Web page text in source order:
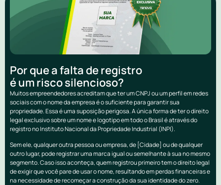
Por que a falta de registro
é um risco silencioso?
Muitos empreendedores acreditam que ter um CNPJ ou um perfil em redes
sociais com o nome da empresa é o suficiente para garantir sua
propriedade. Essa é uma suposição perigosa. A única forma de ter o direito
legal exclusivo sobre um nome e logotipo em todo o Brasil é através do
registro no Instituto Nacional da Propriedade Industrial (INPI).
Sem ele, qualquer outra pessoa ou empresa, de [Cidade] ou de qualquer
outro lugar, pode registrar uma marca igual ou semelhante à sua no mesmo
segmento. Caso isso aconteça, quem registrou primeiro tem o direito legal
de exigir que você pare de usar o nome, resultando em perdas financeiras e
na necessidade de recomeçar a construção da sua identidade do zero.